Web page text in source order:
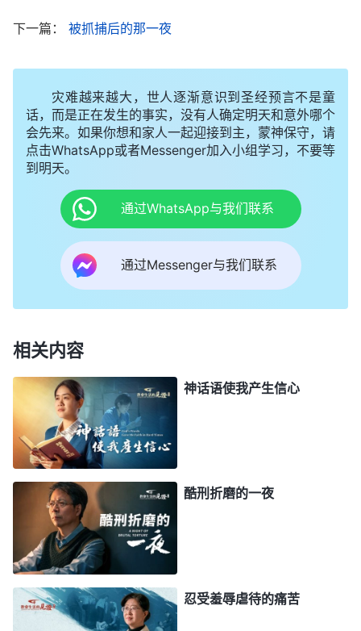
被打得眼冒金星，两腮火辣辣的，瘫坐在地上一动也
给我信心和受苦的心志，能为你站住见证。”这时，
我想到一句神的话：“不要怕这怕那，万军之全能神
必与你同在，他作你们的后盾、作盾牌。
一 神的显现与作工・基督起初的发表・第二十六篇》
的话加给了我信心和力量，神主宰掌管一切，神是我
的依靠、是我的后盾，警察也在神的手中，我没什么
可怕的。不管受多少苦、遭受怎样的折磨，我都要依
靠神站住见证。
午大概5点多，一个50多岁的警察走到我面前心平气
和地说：“你不要太固执了，你把你知道的都交代清
楚，我保证让你回家。你不就是信神吗？这也不是什
么大不了的事，你只要交代了就可以回家继续过日
子。你看你，为了信神受这苦多不值啊，这电棍的滋
味可不好受，你也尝到了。好好想想吧！”我心想，
自从我被抓进来这些警察对我不是打骂就是电击，这
个人对我的态度不是那么强硬，我就感觉这里有撒但
的诡计。这时，我想到神的话：“
但的诡计，为我把守我家中之门，……免得上了它的
圈套，后悔也来不及。
”《话・卷一 神的显现与作工・
下一篇： 被抓捕后的那一夜
灾难越来越大，世人逐渐意识到圣经预言不是童
话，而是正在发生的事实，没有人确定明天和意外哪个
会先来。如果你想和家人一起迎接到主，蒙神保守，请
点击WhatsApp或者Messenger加入小组学习，不要等
到明天。
通过WhatsApp与我们联系
通过Messenger与我们联系
相关内容
神话语使我产生信心
酷刑折磨的一夜
忍受羞辱虐待的痛苦